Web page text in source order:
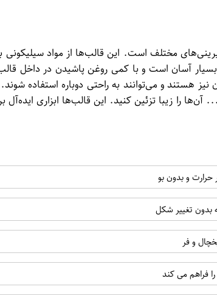
مختلف است. این قالب‌ها از مواد سیلیکونی
آسان است و با کمی روغن پاشیدن در داخل قالب،
هستند و می‌توانند به راحتی دوباره استفاده
را زیبا تزئین کنید. این قالب‌ها ابزاری
حرارت و بدون بو
بدون تغییر شکل
و فر
فراهم می کند